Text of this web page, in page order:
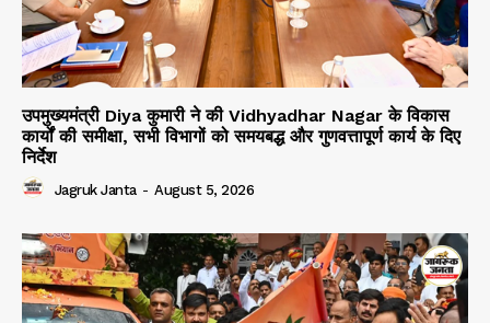
उपमुख्यमंत्री Diya कुमारी ने की Vidhyadhar Nagar के विकास
कार्यों की समीक्षा, सभी विभागों को समयबद्ध और गुणवत्तापूर्ण कार्य के दिए
निर्देश
Jagruk Janta - August 5, 2026